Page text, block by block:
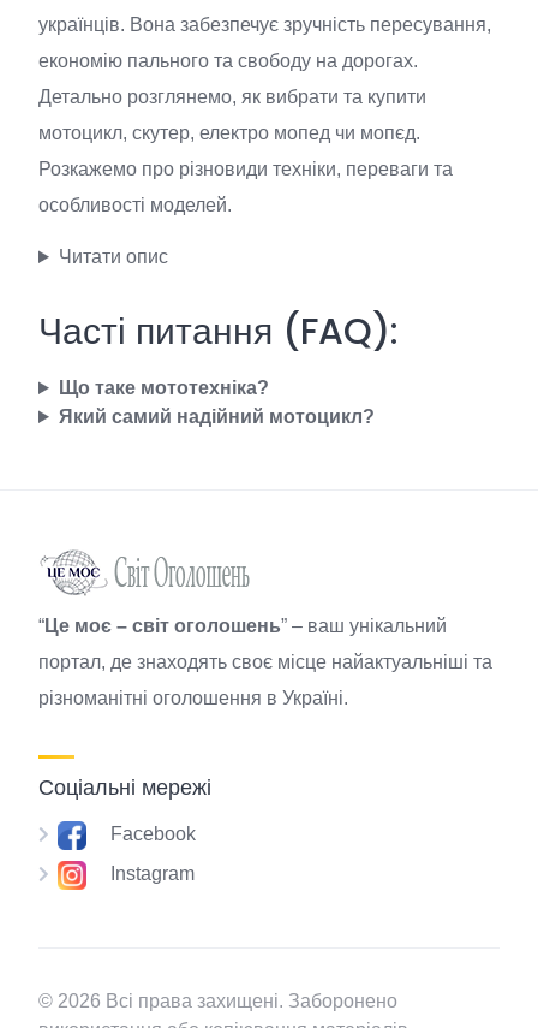
українців. Вона забезпечує зручність пересування,
економію пального та свободу на дорогах.
Детально розглянемо, як вибрати та купити
мотоцикл, скутер, електро мопед чи мопєд.
Розкажемо про різновиди техніки, переваги та
особливості моделей.
Читати опис
Часті питання (FAQ):
Що таке мототехніка?
Який самий надійний мотоцикл?
“Це моє – світ оголошень” – ваш унікальний
портал, де знаходять своє місце найактуальніші та
різноманітні оголошення в Україні.
Соціальні мережі
Facebook
Instagram
© 2026 Всі права захищені. Заборонено